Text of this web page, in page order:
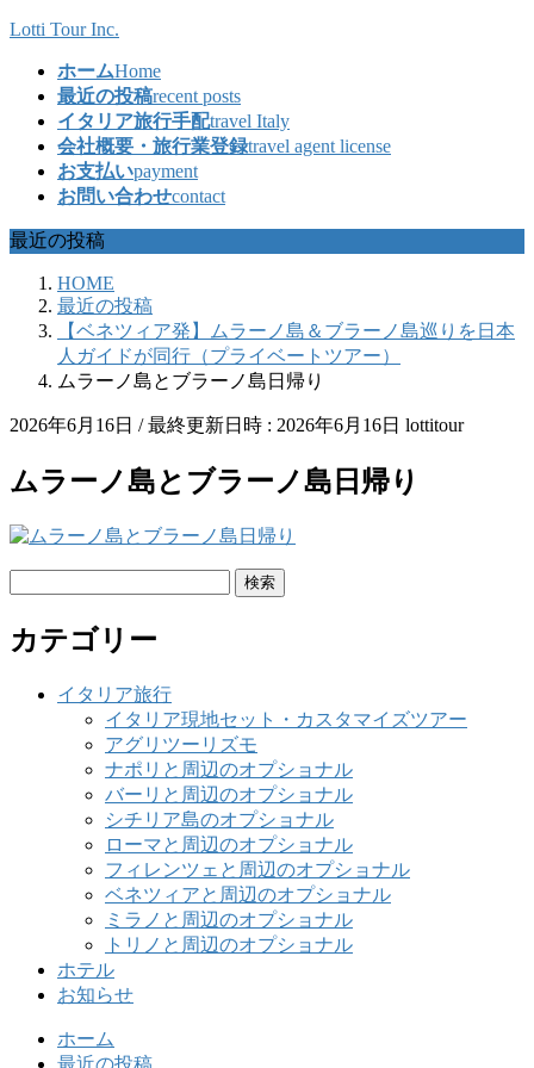
コ
ッ
プ
ナ
移
動
Lotti Tour Inc.
ホームHome
最近の投稿recent posts
イタリア旅行手配travel Italy
会社概要・旅行業登録travel agent license
お支払いpayment
お問い合わせcontact
最近の投稿
HOME
最近の投稿
【ベネツィア発】ムラーノ島＆ブラーノ島巡りを日本
人ガイドが同行（プライベートツアー）
ムラーノ島とブラーノ島日帰り
2026年6月16日 / 最終更新日時 : 2026年6月16日 lottitour
ムラーノ島とブラーノ島日帰り
カテゴリー
イタリア旅行
イタリア現地セット・カスタマイズツアー
アグリツーリズモ
ナポリと周辺のオプショナル
バーリと周辺のオプショナル
シチリア島のオプショナル
ローマと周辺のオプショナル
フィレンツェと周辺のオプショナル
ベネツィアと周辺のオプショナル
ミラノと周辺のオプショナル
トリノと周辺のオプショナル
ホテル
お知らせ
ホーム
最近の投稿